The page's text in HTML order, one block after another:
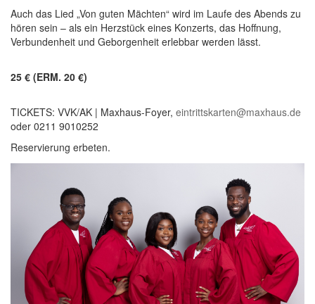
Auch das Lied „Von guten Mächten“ wird im Laufe des Abends zu
hören sein – als ein Herzstück eines Konzerts, das Hoffnung,
Verbundenheit und Geborgenheit erlebbar werden lässt.
25 € (ERM. 20 €)
TICKETS: VVK/AK | Maxhaus-Foyer, eintrittskarten@maxhaus.de
oder 0211 9010252
Reservierung erbeten.